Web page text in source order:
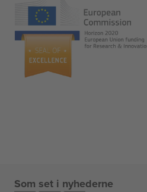
Som set i nyhederne